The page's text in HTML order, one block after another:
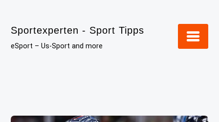
content
Sportexperten - Sport Tipps
eSport – Us-Sport and more